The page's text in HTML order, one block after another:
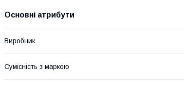
Основні атрибути
Виробник
Сумісність з маркою